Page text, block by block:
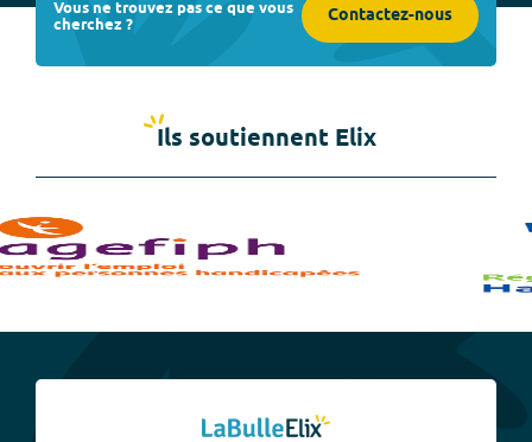
Vous ne trouvez pas ce que vous
cherchez ? Contactez-nous
Ils soutiennent Elix